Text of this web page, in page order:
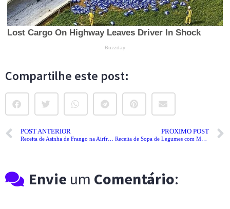
Compartilhe este post:
POST ANTERIOR PRÓXIMO POST
Receita de Sopa de Legumes com Macarrão
Envie um Comentário: